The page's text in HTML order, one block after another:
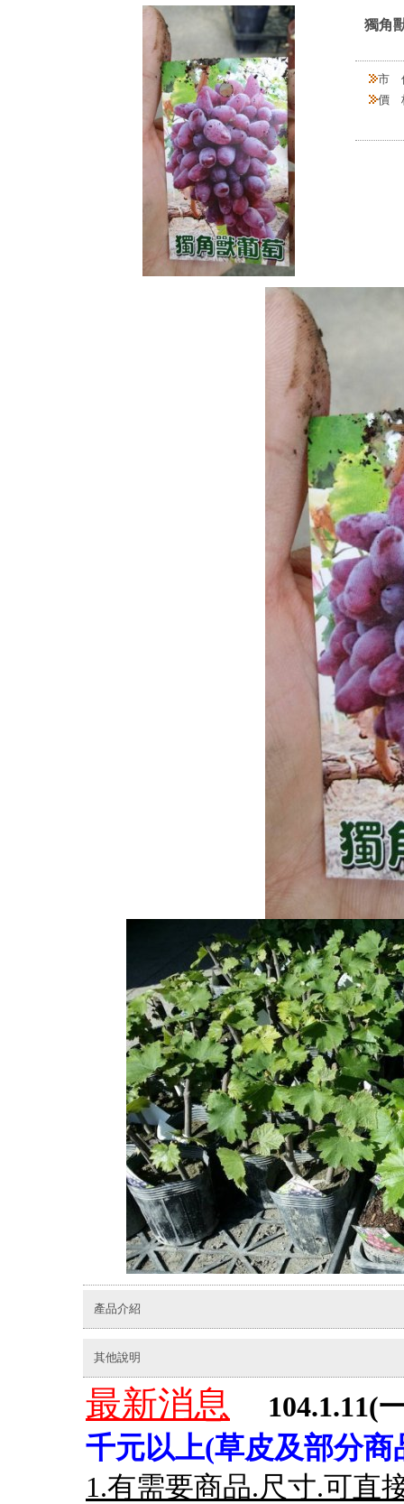
獨角
市
價
產品介紹
其他說明
最新消息 104.1.11(
千元以上(草皮及部分商
1.有需要商品.尺寸.可直